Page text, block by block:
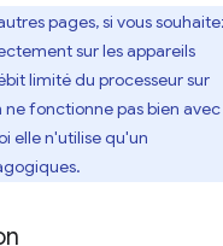
pages, si vous
sur les appareils
limité du processeur sur
fonctionne pas bien
elle n'utilise qu'un